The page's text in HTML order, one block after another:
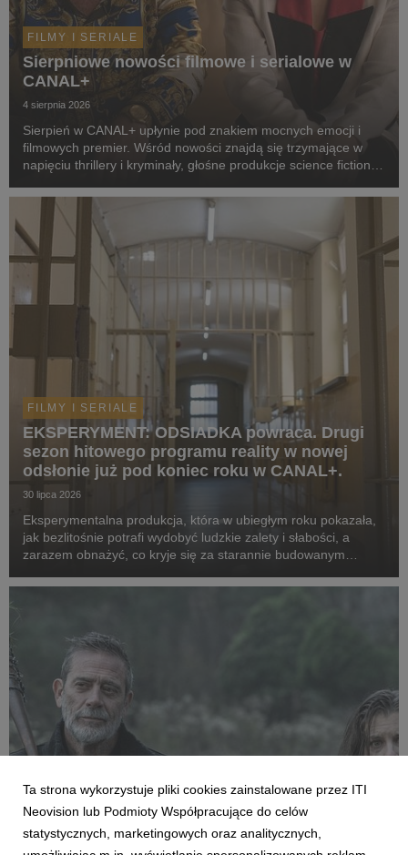
FILMY I SERIALE
Sierpniowe nowości filmowe i serialowe w
CANAL+
4 sierpnia 2026
Sierpień w CANAL+ upłynie pod znakiem mocnych emocji i
filmowych premier. Wśród nowości znajdą się trzymające w
napięciu thrillery i kryminały, głośne produkcje science fiction,
Widzowie zobaczą m.in. serial „Skażeni...
FILMY I SERIALE
EKSPERYMENT: ODSIADKA powraca. Drugi
sezon hitowego programu reality w nowej
odsłonie już pod koniec roku w CANAL+.
30 lipca 2026
Eksperymentalna produkcja, która w ubiegłym roku pokazała,
jak bezlitośnie potrafi wydobyć ludzkie zalety i słabości, a
zarazem obnażyć, co kryje się za starannie budowanym
razem za więzienne kraty trafią kobiety. ...
FILMY I SERIALE
Premiera pierwszego odcinka trzeciego
sezonu „The Walking Dead: Dead City” już
Ta strona wykorzystuje pliki cookies zainstalowane przez ITI
Neovision lub Podmioty Współpracujące do celów
statystycznych, marketingowych oraz analitycznych,